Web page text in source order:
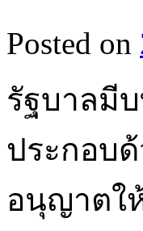
Posted on
รัฐบาลมี
ประกอบ
อนุญาตใ